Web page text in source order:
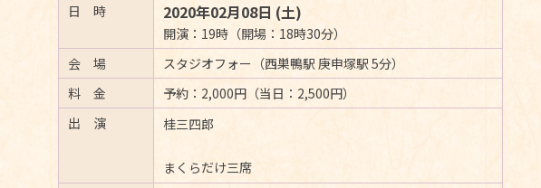
日 時 2020年02月08日 (土)
開演：19時（開場：18時30分）
会 場
スタジオフォー（西巣鴨駅 庚申塚駅 5分）
料 金
予約：2,000円（当日：2,500円）
出 演
桂三四郎
まくらだけ三席